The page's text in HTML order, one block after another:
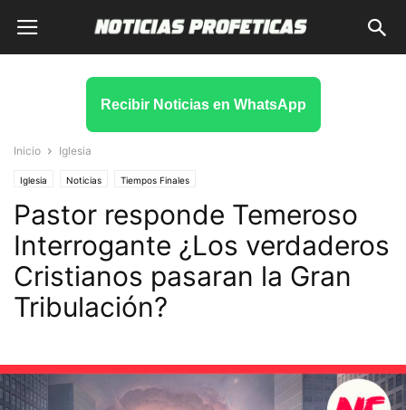
Recibir Noticias en WhatsApp
Inicio Iglesia
Iglesia Noticias Tiempos Finales
Pastor responde Temeroso
Interrogante ¿Los verdaderos
Cristianos pasaran la Gran
Tribulación?